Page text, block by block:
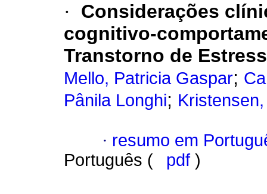
·
Considerações
cognitivo-
Transtorno de
Mello, Patricia Gaspar;
Pânila Longhi;
· resumo em
Português (
pdf )